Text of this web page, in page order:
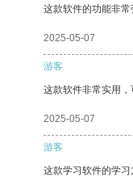
这款软件的功能非常
2025-05-07
游客
这款软件非常实用
2025-05-07
游客
这款学习软件的学